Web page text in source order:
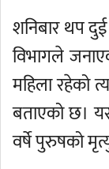
शनिबार थप
विभागले
महिला रहेको
बताएको छ।
वर्षे पुरुषको